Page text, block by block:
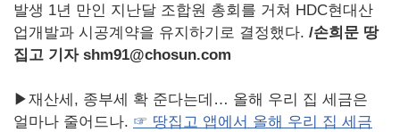
발생 1년 만인 지난달 조합원 총회를 거쳐 HDC현대산
업개발과 시공계약을 유지하기로 결정했다. /손희문 땅
집고 기자 shm91@chosun.com
▶재산세, 종부세 확 준다는데… 올해 우리 집 세금은
얼마나 줄어드나. ☞ 땅집고 앱에서 올해 우리 집 세금